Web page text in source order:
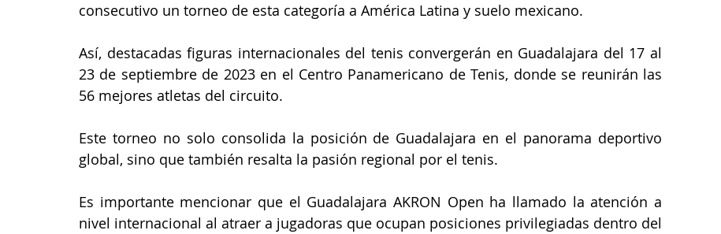
consecutivo un torneo de esta categoría a América Latina y suelo mexicano.
Así, destacadas figuras internacionales del tenis convergerán en Guadalajara del 17 al
23 de septiembre de 2023 en el Centro Panamericano de Tenis, donde se reunirán las
56 mejores atletas del circuito.
Este torneo no solo consolida la posición de Guadalajara en el panorama deportivo
global, sino que también resalta la pasión regional por el tenis.
Es importante mencionar que el Guadalajara AKRON Open ha llamado la atención a
nivel internacional al atraer a jugadoras que ocupan posiciones privilegiadas dentro del